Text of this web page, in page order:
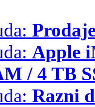
Apple
/ 4 TB
Razni